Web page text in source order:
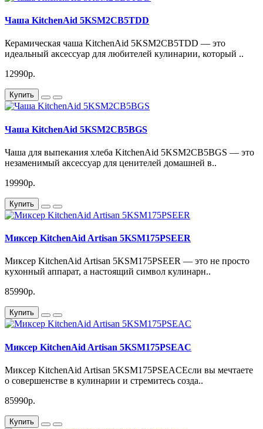
Чаша KitchenAid 5KSM2CB5TDD
Керамическая чаша KitchenAid 5KSM2CB5TDD — это
идеальный аксессуар для любителей кулинарии, который ..
12990р.
Купить
Чаша KitchenAid 5KSM2CB5BGS
Чаша для выпекания хлеба KitchenAid 5KSM2CB5BGS — это
незаменимый аксессуар для ценителей домашней в..
19990р.
Купить
Миксер KitchenAid Artisan 5KSM175PSEER
Миксер KitchenAid Artisan 5KSM175PSEER — это не просто
кухонный аппарат, а настоящий символ кулинарн..
85990р.
Купить
Миксер KitchenAid Artisan 5KSM175PSEAC
Миксер KitchenAid Artisan 5KSM175PSEACЕсли вы мечтаете
о совершенстве в кулинарии и стремитесь созда..
85990р.
Купить